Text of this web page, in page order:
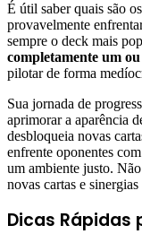
É útil saber quais são
provavelmente
sempre o deck mais
completamente um
pilotar de forma
Sua jornada de
aprimorar a aparência
desbloqueia novas
enfrente oponentes
um ambiente justo.
novas cartas e sinergias
Dicas Rápidas